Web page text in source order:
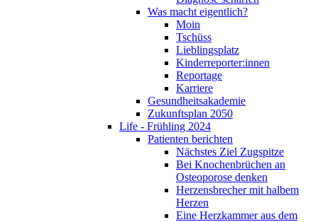
Was macht eigentlich?
Moin
Tschüss
Lieblingsplatz
Kinderreporter:innen
Reportage
Karriere
Gesundheitsakademie
Zukunftsplan 2050
Life - Frühling 2024
Patienten berichten
Nächstes Ziel Zugspitze
Bei Knochenbrüchen an
Osteoporose denken
Herzensbrecher mit halbem
Herzen
Eine Herzkammer aus dem